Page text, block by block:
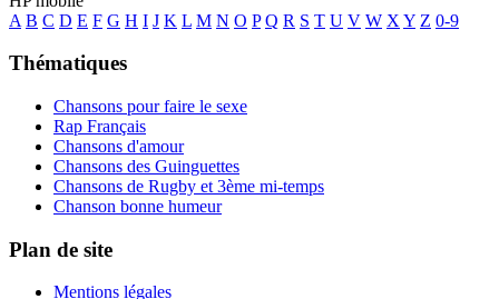
A B C D E F G H I J K L M N O P Q R S T U V W X Y Z 0-9
Thématiques
Chansons pour faire le sexe
Rap Français
Chansons d'amour
Chansons des Guinguettes
Chansons de Rugby et 3ème mi-temps
Chanson bonne humeur
Plan de site
Mentions légales